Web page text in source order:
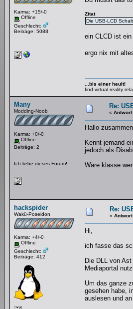
Karma: +15/-0
Offline
Geschlecht:
Beiträge: 5088
Zitat
Die USB-LCD
ein CLCD ist
ergo nix mit
...bis einer heult!
find virtual reality
Many
Modding-Noob
Karma: +0/-0
Offline
Beiträge: 2
Ich liebe dieses Forum!
Re:
« Antwort
Hallo
Kennt jemand
jedoch als
Wäre klasse
hackspider
Wakü-Poseidon
Karma: +4/-0
Offline
Geschlecht:
Beiträge: 412
Re:
«
Hi,
ich fasse das
Die DLL von
Mediaportal
Um das ganze
gesehen habe,
auslesen und